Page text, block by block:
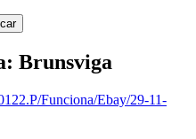
Brunsviga